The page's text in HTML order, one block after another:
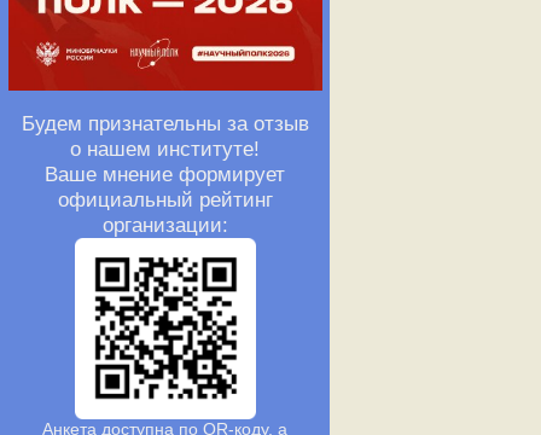
Будем признательны за отзыв
о нашем институте!
Ваше мнение формирует
официальный рейтинг
организации:
Анкета доступна по QR-коду, а